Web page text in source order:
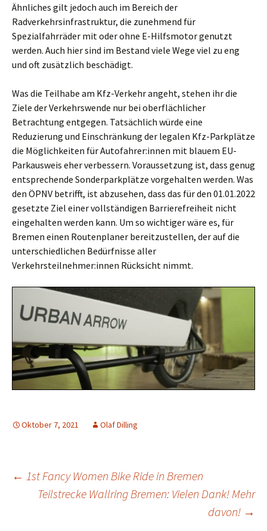
Ähnliches gilt jedoch auch im Bereich der
Radverkehrsinfrastruktur, die zunehmend für
Spezialfahrräder mit oder ohne E-Hilfsmotor genutzt
werden. Auch hier sind im Bestand viele Wege viel zu eng
und oft zusätzlich beschädigt.
Was die Teilhabe am Kfz-Verkehr angeht, stehen ihr die
Ziele der Verkehrswende nur bei oberflächlicher
Betrachtung entgegen. Tatsächlich würde eine
Reduzierung und Einschränkung der legalen Kfz-Parkplätze
die Möglichkeiten für Autofahrer:innen mit blauem EU-
Parkausweis eher verbessern. Voraussetzung ist, dass genug
entsprechende Sonderparkplätze vorgehalten werden. Was
den ÖPNV betrifft, ist abzusehen, dass das für den 01.01.2022
gesetzte Ziel einer vollständigen Barrierefreiheit nicht
eingehalten werden kann. Um so wichtiger wäre es, für
Bremen einen Routenplaner bereitzustellen, der auf die
unterschiedlichen Bedürfnisse aller
Verkehrsteilnehmer:innen Rücksicht nimmt.
Oktober 7, 2021 Olaf Dilling
Beitrags-
← 1st Fancy Women Bike Ride in Bremen
Teilstrecke Wallring Bremen: Vielen Dank! Mehr
davon! →